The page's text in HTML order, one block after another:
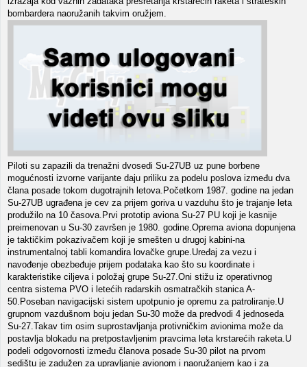
bombardera naoružanih takvim oružjem.
Piloti su zapazili da trenažni dvosedi Su-27UB uz pune borbene
mogućnosti izvorne varijante daju priliku za podelu poslova između dva
člana posade tokom dugotrajnih letova.Početkom 1987. godine na jedan
Su-27UB ugrađena je cev za prijem goriva u vazduhu što je trajanje leta
produžilo na 10 časova.Prvi prototip aviona Su-27 PU koji je kasnije
preimenovan u Su-30 završen je 1980. godine.Oprema aviona dopunjena
je taktičkim pokazivačem koji je smešten u drugoj kabini-na
instrumentalnoj tabli komandira lovačke grupe.Uređaj za vezu i
navođenje obezbeđuje prijem podataka kao što su koordinate i
karakteristike ciljeva i položaj grupe Su-27.Oni stižu iz operativnog
centra sistema PVO i letećih radarskih osmatračkih stanica A-
50.Poseban navigacijski sistem upotpunio je opremu za patroliranje.U
grupnom vazdušnom boju jedan Su-30 može da predvodi 4 jednoseda
Su-27.Takav tim osim suprostavljanja protivničkim avionima može da
postavlja blokadu na pretpostavljenim pravcima leta krstarećih raketa.U
podeli odgovornosti između članova posade Su-30 pilot na prvom
sedištu je zadužen za upravljanje avionom i naoružanjem kao i za